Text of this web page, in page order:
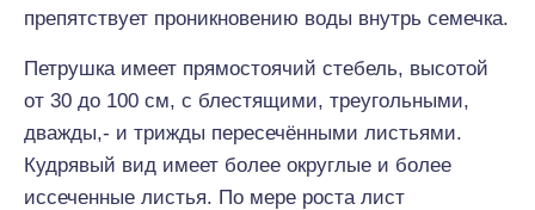
препятствует проникновению воды внутрь семечка.
Петрушка имеет прямостоячий стебель, высотой
от 30 до 100 см, с блестящими, треугольными,
дважды,- и трижды пересечёнными листьями.
Кудрявый вид имеет более округлые и более
иссеченные листья. По мере роста лист